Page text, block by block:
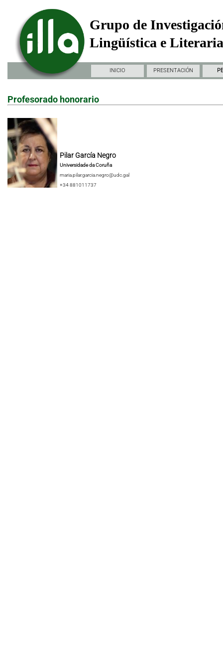
Grupo de
Lingüística e
INICIO PRESENTACIÓN
Profesorado honorario
Pilar García Negro
Universidade da Coruña
maria.pilar.garcia.negro@udc.gal
+34 881011737